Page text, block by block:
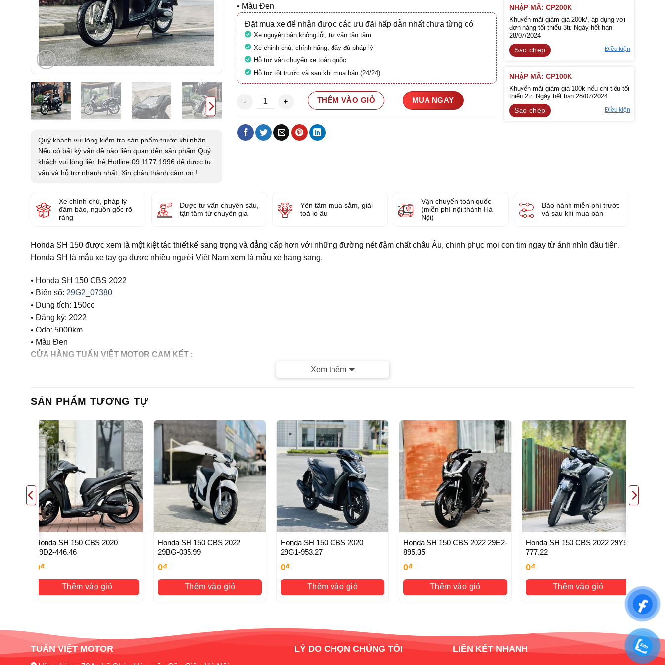
Quý khách vui lòng kiểm tra sản phẩm trước khi nhận.
Nếu có bất kỳ vấn đề nào liên quan đến sản phẩm Quý
khách vui lòng liên hệ Hotline 09.1177.1996 để được tư
vấn và hỗ trợ nhanh nhất. Xin chân thành cảm ơn !
• Màu Đen
Đặt mua xe để nhận được các ưu đãi hấp dẫn nhất chưa từng có
Xe nguyên bản không lỗi, tư vấn tận tâm
Xe chỉnh chủ, chính hãng, đầy đủ pháp lý
Hỗ trợ vận chuyển xe toàn quốc
Hỗ trợ tốt trước và sau khi mua bán (24/24)
Honda SH 150 CBS 2022 29G2-073.80 số lượng
THÊM VÀO GIỎ MUA NGAY
NHẬP MÃ: CP200K
Khuyến mãi giảm giá 200k/, áp dụng với
đơn hàng tối thiểu 3tr. Ngày hết hạn
28/07/2024
Sao chép Điều kiện
NHẬP MÃ: CP100K
Khuyến mãi giảm giá 100k nếu chi tiêu tối
thiểu 2tr. Ngày hết hạn 28/07/2024
Sao chép Điều kiện
Xe chính chủ, pháp lý
đảm bảo, nguồn gốc rõ
ràng
Được tư vấn chuyên sâu,
tận tâm từ chuyên gia
Yên tâm mua sắm, giải
toả lo âu
Vận chuyển toàn quốc
(miễn phí nội thành Hà
Nội)
Bảo hành miễn phí trước
và sau khi mua bán
Honda SH 150 được xem là một kiệt tác thiết kế sang trọng và đẳng cấp hơn với những đường nét đậm chất châu Âu, chinh phục mọi con tim ngay từ ánh nhìn đầu tiên.
Honda SH là mẫu xe tay ga được nhiều người Việt Nam xem là mẫu xe hạng sang.
• Honda SH 150 CBS 2022
• Biển số: 29G2_07380
• Dung tích: 150cc
• Đăng ký: 2022
• Odo: 5000km
• Màu Đen
CỬA HÀNG TUẤN VIỆT MOTOR CAM KẾT :
– Giá thành hợp lý
– Xe chất lượng tốt, chất lượng hàng đầu tại Hà Nội, Bảo hành tuyệt đối Máy nguyên bản , Đồ Zin theo xe
– Dịch vụ tốt nhất: Các bạn mua xe cửa hàng sau Mua Bán đều được tư vấn , xử lý Luôn và Ngay khi xe gặp sự cố xảy ra (đội ngũ chuyên nghiệp làm việc 24/24)
HỖ TRỢ KHÁCH HÀNG
– Hỗ trợ thanh toán quẹt thẻ
– Hỗ trợ trả góp qua thẻ tín dụng
– Hỗ trợ vận chuyển xe toàn quốc-Hỗ trợ sang tên chính chủ, rút hồ sơ gốc
– Hỗ Trợ Làm bằng A2: PKL
Xem thêm
SẢN PHẨM TƯƠNG TỰ
Honda SH 150 CBS 2020
29D2-446.46
0₫
Thêm vào giỏ
Honda SH 150 CBS 2022
29BG-035.99
0₫
Thêm vào giỏ
Honda SH 150 CBS 2020
29G1-953.27
0₫
Thêm vào giỏ
Honda SH 150 CBS 2022 29E2-
895.35
0₫
Thêm vào giỏ
Honda SH 150 CBS 2022 29Y5-
777.22
0₫
Thêm vào giỏ
TUẤN VIỆT MOTOR LÝ DO CHỌN CHÚNG TÔI LIÊN KẾT NHANH